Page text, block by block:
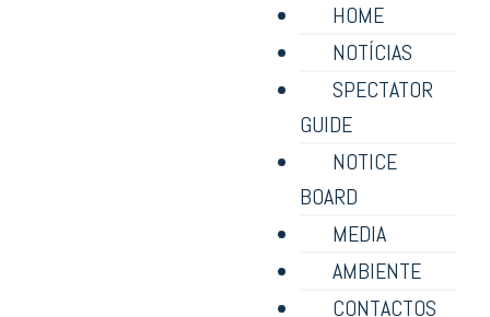
HOME
NOTÍCIAS
SPECTATOR
GUIDE
NOTICE
BOARD
MEDIA
AMBIENTE
CONTACTOS